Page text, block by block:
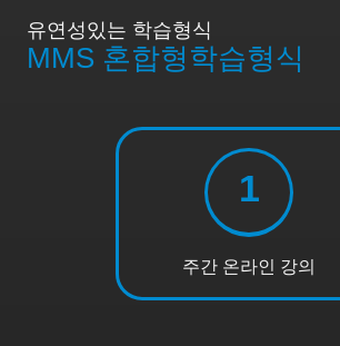
유연성있는 학습형식
MMS 혼합형학습형식
1
주간 온라인 강의